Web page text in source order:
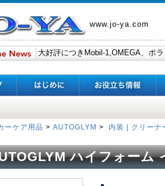
www.jo-ya.com
ーケア用品 > AUTOGLYM > 内装 | クリーナ
ハイフォーム